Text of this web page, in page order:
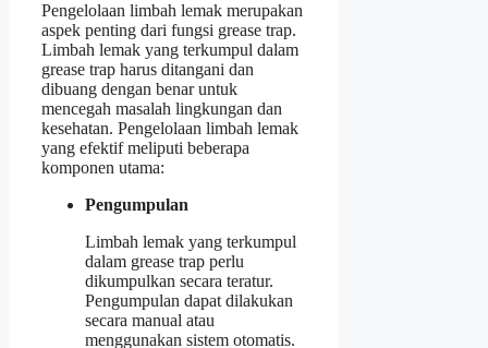
Pengelolaan limbah lemak merupakan
aspek penting dari fungsi grease trap.
Limbah lemak yang terkumpul dalam
grease trap harus ditangani dan
dibuang dengan benar untuk
mencegah masalah lingkungan dan
kesehatan. Pengelolaan limbah lemak
yang efektif meliputi beberapa
komponen utama:
Pengumpulan
Limbah lemak yang terkumpul
dalam grease trap perlu
dikumpulkan secara teratur.
Pengumpulan dapat dilakukan
secara manual atau
menggunakan sistem otomatis.